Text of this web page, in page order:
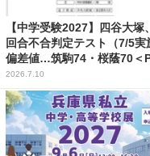
【中学受験2027】四谷大塚
回合不合判定テスト（7/5実
偏差値…筑駒74・桜蔭70＜
2026.7.10